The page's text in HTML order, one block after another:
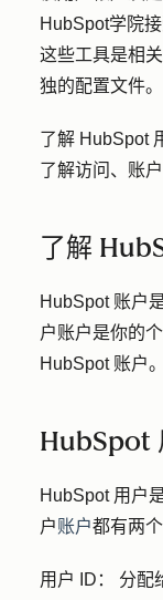
HubSpot学院
这些工具是相
独的配置文件。
了解 HubSpot
了解访问、账
了解
HubSpot 账户
户账户是你的
HubSpot 账户。
HubSpot
HubSpot 用户
户账户都有两
用户 ID： 分配